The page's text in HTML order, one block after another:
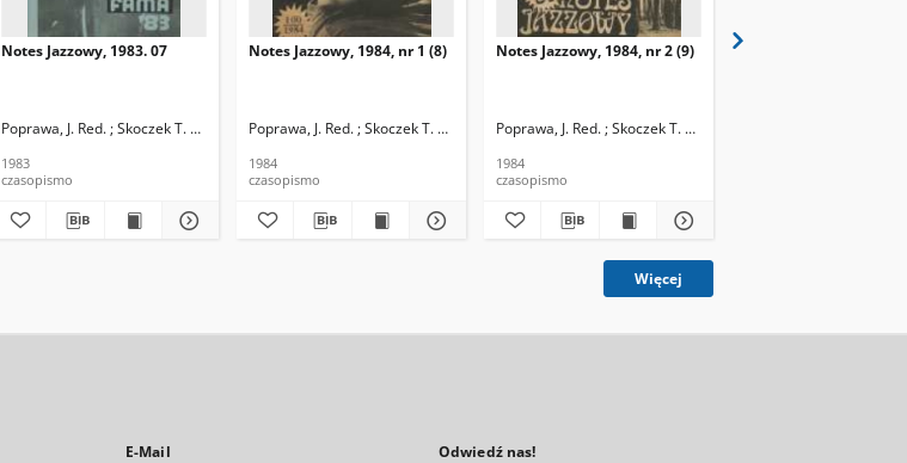
Notes Jazzowy, 1983. 07
Poprawa, J. Red. ; Skoczek T. Red.
1983
czasopismo
Notes Jazzowy, 1984, nr 1 (8)
Poprawa, J. Red. ; Skoczek T. Red.
1984
czasopismo
Notes Jazzowy, 1984, nr 2 (9)
Poprawa, J. Red. ; Skoczek T. Red.
1984
czasopismo
Więcej
E-Mail Odwiedź nas!